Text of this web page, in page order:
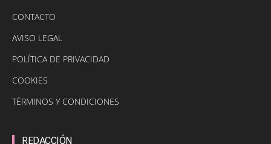
CONTACTO
AVISO LEGAL
POLÍTICA DE PRIVACIDAD
COOKIES
TÉRMINOS Y CONDICIONES
REDACCIÓN